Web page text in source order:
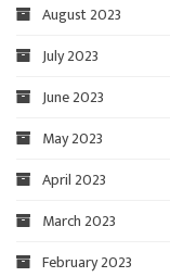
August 2023
July 2023
June 2023
May 2023
April 2023
March 2023
February 2023